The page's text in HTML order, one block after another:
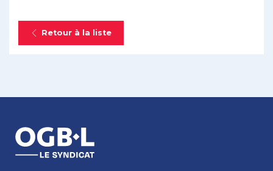
Retour à la liste